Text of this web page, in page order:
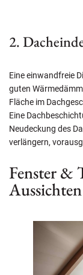
2.
Eine einwandfreie
guten
Fläche im
Eine
Neudeckung des
verlängern,
Fenster &